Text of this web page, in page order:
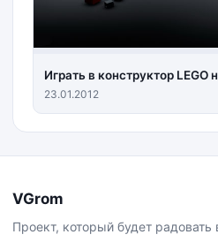
Играть в конструктор LEGO
23.01.2012
VGrom
Проект, который будет